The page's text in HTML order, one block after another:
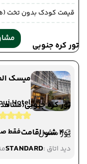
تور کره جنوبی
تور کره جنوبی
تور سئول
قیمت کودک بدون تخت
میسک
Hotel
4 شب اقامت
فقط
دید اتاق :STANDARD